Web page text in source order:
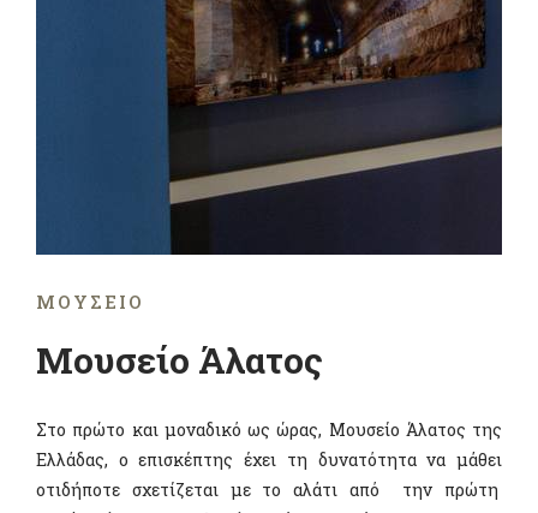
ΜΟΥΣΕΊΟ
Μουσείο Άλατος
Στο πρώτο και μοναδικό ως ώρας, Μουσείο Άλατος της
Ελλάδας, ο επισκέπτης έχει τη δυνατότητα να μάθει
οτιδήποτε σχετίζεται με το αλάτι από την πρώτη